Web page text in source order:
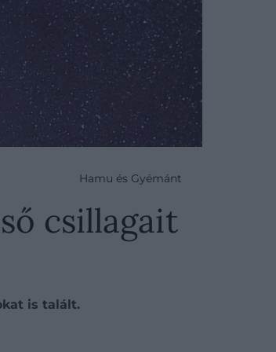
Hamu és Gyémánt
csillagait
is talált.